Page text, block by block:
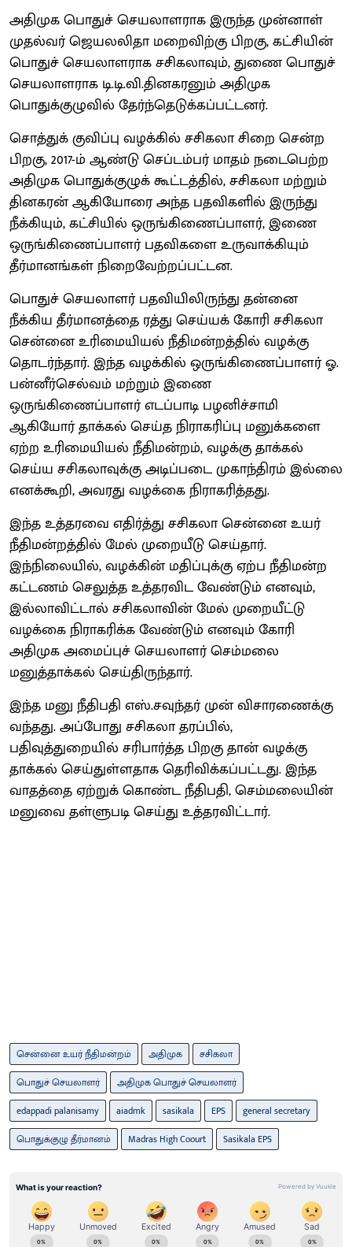
அதிமுக பொதுச் செயலாளராக இருந்த முன்னாள்
முதல்வர் ஜெயலலிதா மறைவிற்கு பிறகு, கட்சியின்
பொதுச் செயலாளராக சசிகலாவும், துணை பொதுச்
செயலாளராக டி.டி.வி.தினகரனும் அதிமுக
பொதுக்குழுவில் தேர்ந்தெடுக்கப்பட்டனர்.
சொத்துக் குவிப்பு வழக்கில் சசிகலா சிறை சென்ற
பிறகு, 2017-ம் ஆண்டு செப்டம்பர் மாதம் நடைபெற்ற
அதிமுக பொதுக்குழுக் கூட்டத்தில், சசிகலா மற்றும்
தினகரன் ஆகியோரை அந்த பதவிகளில் இருந்து
நீக்கியும், கட்சியில் ஒருங்கிணைப்பாளர், இணை
ஒருங்கிணைப்பாளர் பதவிகளை உருவாக்கியும்
தீர்மானங்கள் நிறைவேற்றப்பட்டன.
பொதுச் செயலாளர் பதவியிலிருந்து தன்னை
நீக்கிய தீர்மானத்தை ரத்து செய்யக் கோரி சசிகலா
சென்னை உரிமையியல் நீதிமன்றத்தில் வழக்கு
தொடர்ந்தார். இந்த வழக்கில் ஒருங்கிணைப்பாளர் ஓ.
பன்னீர்செல்வம் மற்றும் இணை
ஒருங்கிணைப்பாளர் எடப்பாடி பழனிச்சாமி
ஆகியோர் தாக்கல் செய்த நிராகரிப்பு மனுக்களை
ஏற்ற உரிமையியல் நீதிமன்றம், வழக்கு தாக்கல்
செய்ய சசிகலாவுக்கு அடிப்படை முகாந்திரம் இல்லை
எனக்கூறி, அவரது வழக்கை நிராகரித்தது.
இந்த உத்தரவை எதிர்த்து சசிகலா சென்னை உயர்
நீதிமன்றத்தில் மேல் முறையீடு செய்தார்.
இந்நிலையில், வழக்கின் மதிப்புக்கு ஏற்ப நீதிமன்ற
கட்டணம் செலுத்த உத்தரவிட வேண்டும் எனவும்,
இல்லாவிட்டால் சசிகலாவின் மேல் முறையீட்டு
வழக்கை நிராகரிக்க வேண்டும் எனவும் கோரி
அதிமுக அமைப்புச் செயலாளர் செம்மலை
மனுத்தாக்கல் செய்திருந்தார்.
இந்த மனு நீதிபதி எஸ்.சவுந்தர் முன் விசாரணைக்கு
வந்தது. அப்போது சசிகலா தரப்பில்,
பதிவுத்துறையில் சரிபார்த்த பிறகு தான் வழக்கு
தாக்கல் செய்துள்ளதாக தெரிவிக்கப்பட்டது. இந்த
வாதத்தை ஏற்றுக் கொண்ட நீதிபதி, செம்மலையின்
மனுவை தள்ளுபடி செய்து உத்தரவிட்டார்.
சென்னை உயர் நீதிமன்றம் அதிமுக
சசிகலா
பொதுச் செயலாளர்
அதிமுக பொதுச் செயலாளர்
edappadi palanisamy
aiadmk sasikala EPS
general secretary
பொதுக்குழு தீர்மானம்
Madras High Coourt Sasikala EPS